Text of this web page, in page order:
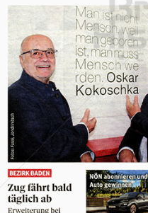
EDITION
EDITION BÖCK